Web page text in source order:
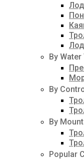
By Water
By
By
Popular